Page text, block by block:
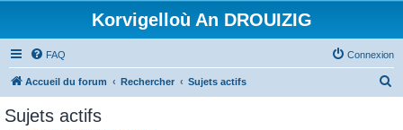
Korvigelloù An DROUIZIG
FAQ Connexion
Accueil du forum Rechercher Sujets actifs
Sujets actifs